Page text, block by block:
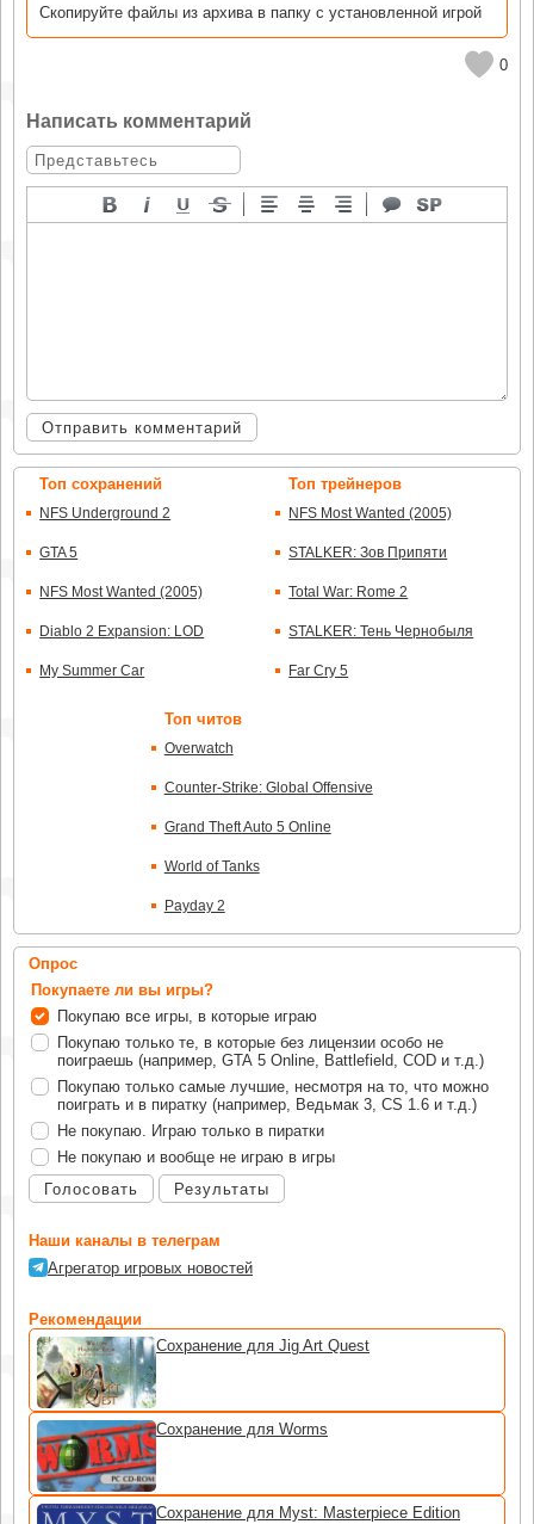
Топ сохранений
NFS Underground 2
GTA 5
NFS Most Wanted (2005)
Diablo 2 Expansion: LOD
My Summer Car
Топ трейнеров
NFS Most Wanted (2005)
STALKER: Зов Припяти
Total War: Rome 2
STALKER: Тень Чернобыля
Far Cry 5
Топ читов
Overwatch
Counter-Strike: Global Offensive
Grand Theft Auto 5 Online
World of Tanks
Payday 2
Скопируйте файлы из архива в папку с установленной игрой
0
Написать комментарий
Отправить комментарий
Опрос
Покупаете ли вы игры?
Покупаю все игры, в которые играю
Покупаю только те, в которые без лицензии особо не
поиграешь (например, GTA 5 Online, Battlefield, COD и т.д.)
Покупаю только самые лучшие, несмотря на то, что можно
поиграть и в пиратку (например, Ведьмак 3, CS 1.6 и т.д.)
Не покупаю. Играю только в пиратки
Не покупаю и вообще не играю в игры
Голосовать
Результаты
Наши каналы в телеграм
Агрегатор игровых новостей
Рекомендации
Сохранение для Jig Art Quest
Сохранение для Worms
Сохранение для Myst: Masterpiece Edition